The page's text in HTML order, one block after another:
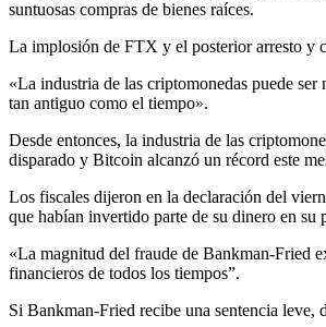
suntuosas compras de bienes raíces.
La implosión de FTX y el posterior arresto y
«La industria de las criptomonedas puede ser nueva», dijo Damian Williams, fiscal estadounidense para el Distrito Sur de Nueva York, después del veredicto, «pero este tipo de fraude, este tipo de corrupción, es
tan antiguo como el tiempo».
Desde entonces, la industria de las
disparado y Bitcoin alcanzó un récord este
Los fiscales dijeron en la declaración del
que habían invertido parte de su dinero en
«La magnitud del fraude de Bankman-Fried
financieros de todos los tiempos”.
Si Bankman-Fried recibe una sentencia leve,